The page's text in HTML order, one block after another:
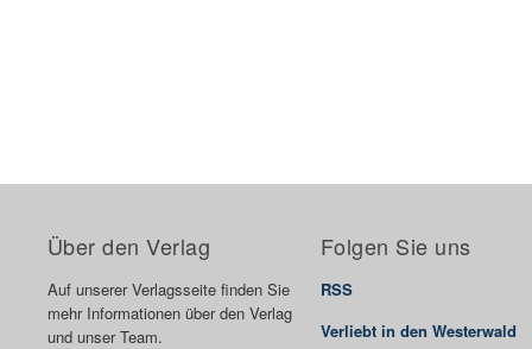
Über den Verlag
Auf unserer Verlagsseite finden Sie
mehr Informationen über den Verlag
und unser Team.
Folgen Sie uns
RSS
Verliebt in den Westerwald